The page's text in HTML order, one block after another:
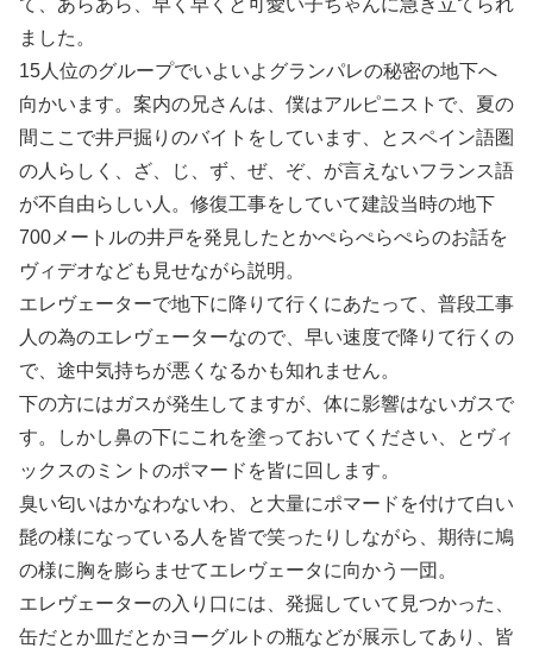
て、あらあら、早く早くと可愛い子ちゃんに急き立てられ
ました。
15人位のグループでいよいよグランパレの秘密の地下へ
向かいます。案内の兄さんは、僕はアルピニストで、夏の
間ここで井戸掘りのバイトをしています、とスペイン語圏
の人らしく、ざ、じ、ず、ぜ、ぞ、が言えないフランス語
が不自由らしい人。修復工事をしていて建設当時の地下
700メートルの井戸を発見したとかぺらぺらぺらのお話を
ヴィデオなども見せながら説明。
エレヴェーターで地下に降りて行くにあたって、普段工事
人の為のエレヴェーターなので、早い速度で降りて行くの
で、途中気持ちが悪くなるかも知れません。
下の方にはガスが発生してますが、体に影響はないガスで
す。しかし鼻の下にこれを塗っておいてください、とヴィ
ックスのミントのポマードを皆に回します。
臭い匂いはかなわないわ、と大量にポマードを付けて白い
髭の様になっている人を皆で笑ったりしながら、期待に鳩
の様に胸を膨らませてエレヴェータに向かう一団。
エレヴェーターの入り口には、発掘していて見つかった、
缶だとか皿だとかヨーグルトの瓶などが展示してあり、皆